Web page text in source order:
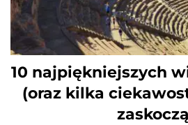
10 najpiękniejszych
(oraz kilka